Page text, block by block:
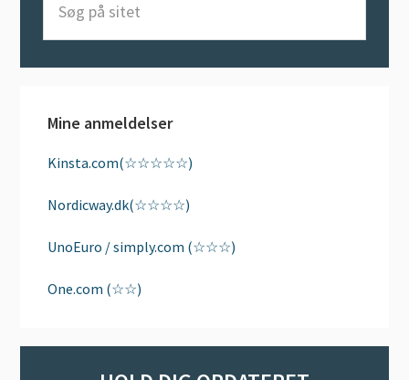
sitet
Mine anmeldelser
Kinsta.com(☆☆☆☆☆)
Nordicway.dk(☆☆☆☆)
UnoEuro / simply.com (☆☆☆)
One.com (☆☆)